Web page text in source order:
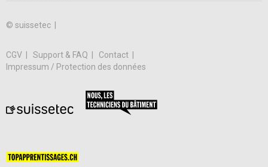
© suissetec |
CGV Support & FAQ
Contact
Impressum / Protection des données